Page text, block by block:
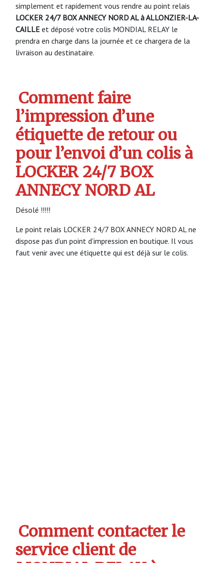
simplement et rapidement vous rendre au point relais
LOCKER 24/7 BOX ANNECY NORD AL à ALLONZIER-LA-
CAILLE et déposé votre colis MONDIAL RELAY le
prendra en charge dans la journée et ce chargera de la
livraison au destinataire.
Comment faire
l’impression d’une
étiquette de retour ou
pour l’envoi d’un colis à
LOCKER 24/7 BOX
ANNECY NORD AL
Désolé !!!!!
Le point relais LOCKER 24/7 BOX ANNECY NORD AL ne
dispose pas d’un point d’impression en boutique. Il vous
faut venir avec une étiquette qui est déjà sur le colis.
Comment contacter le
service client de